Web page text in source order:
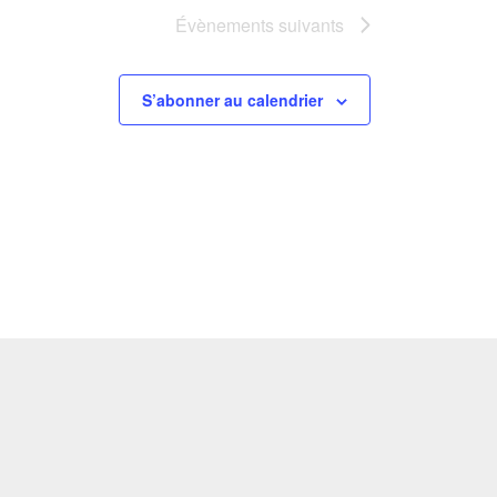
Évènements suivants
S’abonner au calendrier